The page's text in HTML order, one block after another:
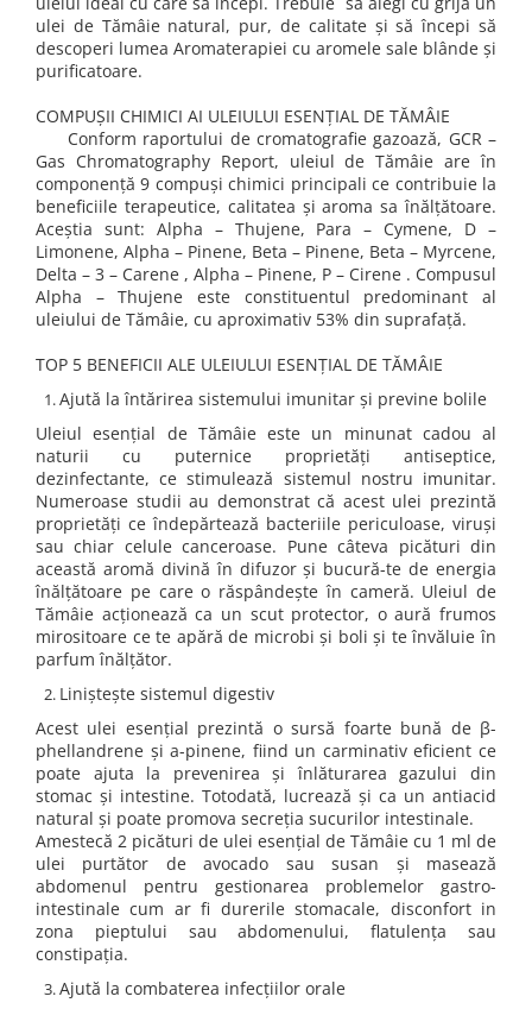
ulei de Tămâie natural, pur, de calitate și să începi să
descoperi lumea Aromaterapiei cu aromele sale blânde și
purificatoare.
COMPUȘII CHIMICI AI ULEIULUI ESENȚIAL DE TĂMÂIE
Conform raportului de cromatografie gazoază, GCR –
Gas Chromatography Report, uleiul de Tămâie are în
componență 9 compuși chimici principali ce contribuie la
beneficiile terapeutice, calitatea și aroma sa înălțătoare.
Aceștia sunt: Alpha – Thujene, Para – Cymene, D –
Limonene, Alpha – Pinene, Beta – Pinene, Beta – Myrcene,
Delta – 3 – Carene , Alpha – Pinene, P – Cirene . Compusul
Alpha – Thujene este constituentul predominant al
uleiului de Tămâie, cu aproximativ 53% din suprafață.
TOP 5 BENEFICII ALE ULEIULUI ESENȚIAL DE TĂMÂIE
Ajută la întărirea sistemului imunitar și previne bolile
Uleiul esențial de Tămâie este un minunat cadou al
naturii cu puternice proprietăți antiseptice,
dezinfectante, ce stimulează sistemul nostru imunitar.
Numeroase studii au demonstrat că acest ulei prezintă
proprietăți ce îndepărtează bacteriile periculoase, viruși
sau chiar celule canceroase. Pune câteva picături din
această aromă divină în difuzor și bucură-te de energia
înălțătoare pe care o răspândește în cameră. Uleiul de
Tămâie acționează ca un scut protector, o aură frumos
mirositoare ce te apără de microbi și boli și te învăluie în
parfum înălțător.
Liniștește sistemul digestiv
Acest ulei esențial prezintă o sursă foarte bună de β-
phellandrene și a-pinene, fiind un carminativ eficient ce
poate ajuta la prevenirea și înlăturarea gazului din
stomac și intestine. Totodată, lucrează și ca un antiacid
natural și poate promova secreția sucurilor intestinale.
Amestecă 2 picături de ulei esențial de Tămâie cu 1 ml de
ulei purtător de avocado sau susan și masează
abdomenul pentru gestionarea problemelor gastro-
intestinale cum ar fi durerile stomacale, disconfort in
zona pieptului sau abdomenului, flatulența sau
constipația.
Ajută la combaterea infecțiilor orale